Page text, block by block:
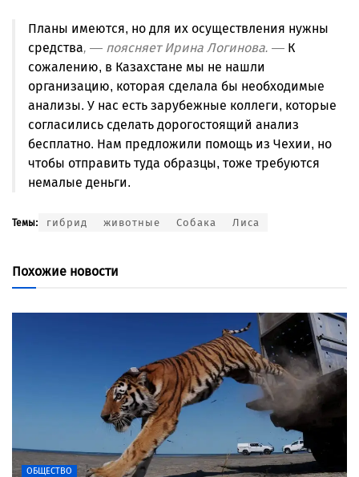
Планы имеются, но для их осуществления нужны
средства, — поясняет Ирина Логинова. — К
сожалению, в Казахстане мы не нашли
организацию, которая сделала бы необходимые
анализы. У нас есть зарубежные коллеги, которые
согласились сделать дорогостоящий анализ
бесплатно. Нам предложили помощь из Чехии, но
чтобы отправить туда образцы, тоже требуются
немалые деньги.
Темы: гибрид животные Собака Лиса
Похожие новости
ОБЩЕСТВО